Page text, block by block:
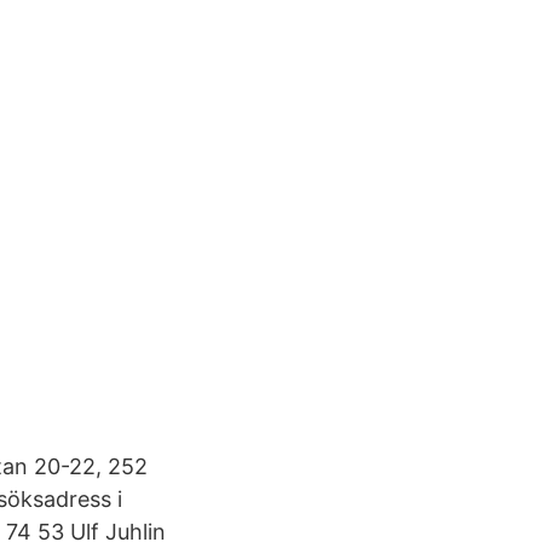
20-22, 252
i
53 Ulf Juhlin